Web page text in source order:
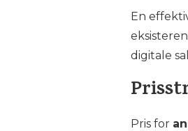
En
digitale
Pris for